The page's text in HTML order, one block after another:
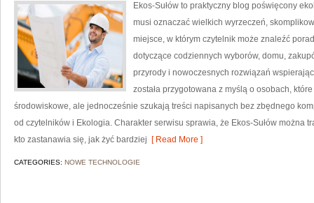
Ekos-Sułów to praktyczny blog poświęcony
musi oznaczać wielkich wyrzeczeń,
miejsce, w którym czytelnik może znaleźć
dotyczące codziennych wyborów, domu,
przyrody i nowoczesnych rozwiązań
została przygotowana z myślą o osobach,
środowiskowe, ale jednocześnie szukają treści napisanych bez zbędnego
od czytelników i Ekologia. Charakter serwisu sprawia, że Ekos-Sułów można
kto zastanawia się, jak żyć bardziej [ Read More ]
CATEGORIES: NOWE TECHNOLOGIE